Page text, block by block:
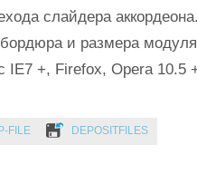
слайдера
бордюра и размера
IE7 +, Firefox, Opera 10.5
FILE DEPOSITFILES